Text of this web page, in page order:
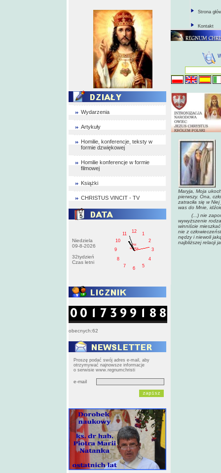
Wydarzenia
Artykuły
Homilie, konferencje, teksty w
formie dzwiękowej
Homilie konferencje w formie
filmowej
Książki
CHRISTUS VINCIT - TV
Niedziela
09-8-2026
32tydzień
Czas letni
1
2
3
4
5
6
7
8
9
10
11
12
PM
sobota
obecnych:62
Proszę podać swój adres e-mail, aby
otrzymywać najnowsze informacje
o serwisie www.regnumchristi
e-mail
Strona
Kontakt
Maryja, Moja
pierwszy. Ona,
zatraciła się w
was do Mnie,
(...) nie
wywyższenie
winniście
nie z
nędzy i niewoli
najbliższej relacji